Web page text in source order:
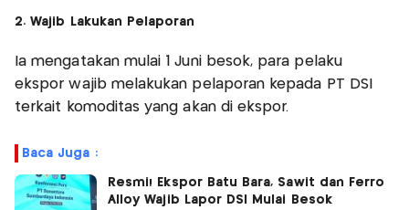
2. Wajib Lakukan Pelaporan
Ia mengatakan mulai 1 Juni besok, para pelaku
ekspor wajib melakukan pelaporan kepada PT DSI
terkait komoditas yang akan di ekspor.
Baca Juga :
Resmi! Ekspor Batu Bara, Sawit dan Ferro
Alloy Wajib Lapor DSI Mulai Besok